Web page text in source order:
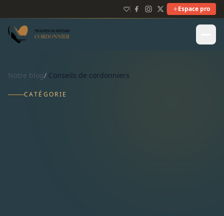
Espace pro
Notre blog/ Conseils de cordonniers
CATÉGORIE